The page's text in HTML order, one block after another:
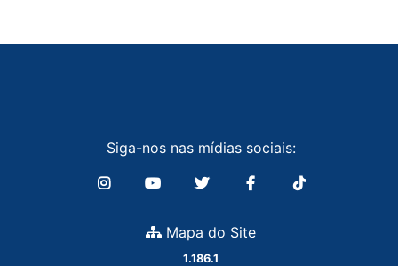
Siga-nos nas mídias sociais:
Mapa do Site
1.186.1